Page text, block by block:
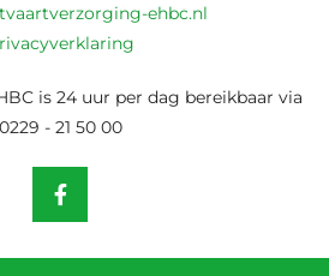
ehbc.nl
is 24 uur per dag bereikbaar via
0229 - 21 50 00